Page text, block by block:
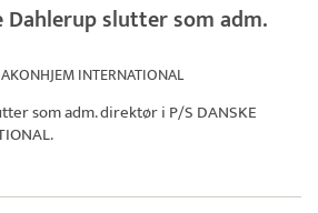
Dahlerup slutter som adm.
INTERNATIONAL
som adm. direktør i P/S DANSKE
.